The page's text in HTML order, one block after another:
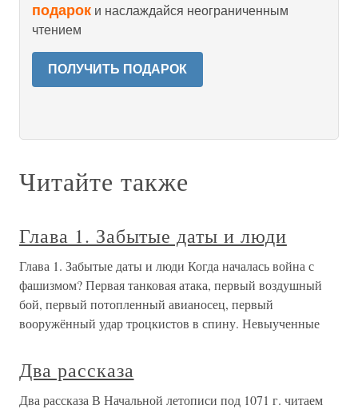
подарок и наслаждайся неограниченным
чтением
ПОЛУЧИТЬ ПОДАРОК
Читайте также
Глава 1. Забытые даты и люди
Глава 1. Забытые даты и люди Когда началась война с
фашизмом? Первая танковая атака, первый воздушный
бой, первый потопленный авианосец, первый
вооружённый удар троцкистов в спину. Невыученные
Два рассказа
Два рассказа В Начальной летописи под 1071 г. читаем